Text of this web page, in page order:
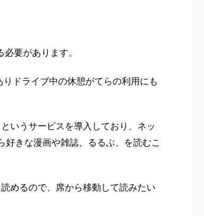
要があります。
ドライブ中の休憩がてらの利用にも
いうサービスを導入しており、ネッ
きな漫画や雑誌、るるぶ、を読むこ
めるので、席から移動して読みたい